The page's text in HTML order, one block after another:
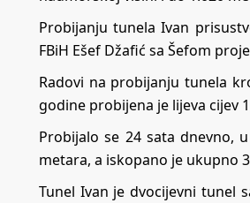
Probijanju tunela Ivan
FBiH Ešef Džafić sa Šefom
Radovi na probijanju tunela
godine probijena je lijeva cijev
Probijalo se 24 sata dnevno,
metara, a iskopano je ukupno
Tunel Ivan je dvocijevni tunel